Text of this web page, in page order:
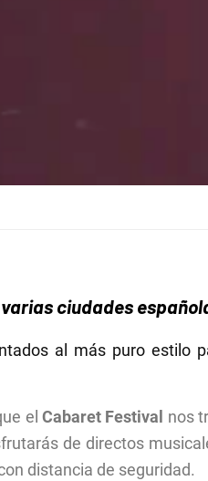
ciudades
al más puro estilo
el Cabaret Festival nos
de directos
distancia de seguridad.